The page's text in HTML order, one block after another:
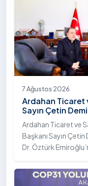
7 Ağustos 2026
Ardahan Ticaret
Sayın Çetin
Ardahan Ticaret ve
Başkanı Sayın
Dr. Öztürk
arasındaki iş birliği
ekonomik ve